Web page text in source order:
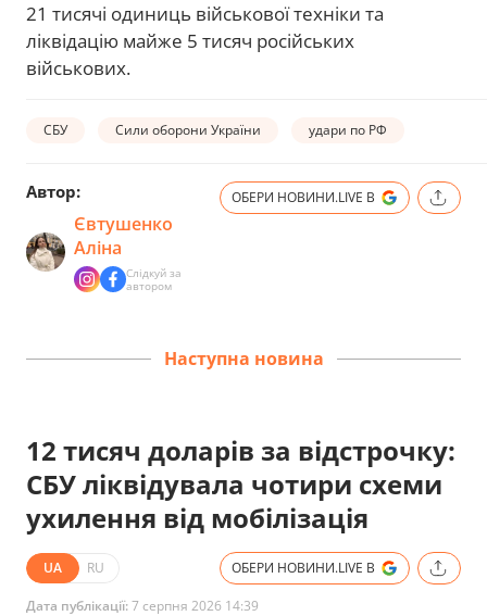
21 тисячі одиниць військової техніки та
ліквідацію майже 5 тисяч російських
військових.
СБУ Сили оборони України удари по РФ
Автор:
Євтушенко
Аліна
Слідкуй за
автором
ОБЕРИ НОВИНИ.LIVE В
Наступна новина
12 тисяч доларів за відстрочку:
СБУ ліквідувала чотири схеми
ухилення від мобілізація
UA RU ОБЕРИ НОВИНИ.LIVE В
Дата публікації:7 серпня 2026 14:39